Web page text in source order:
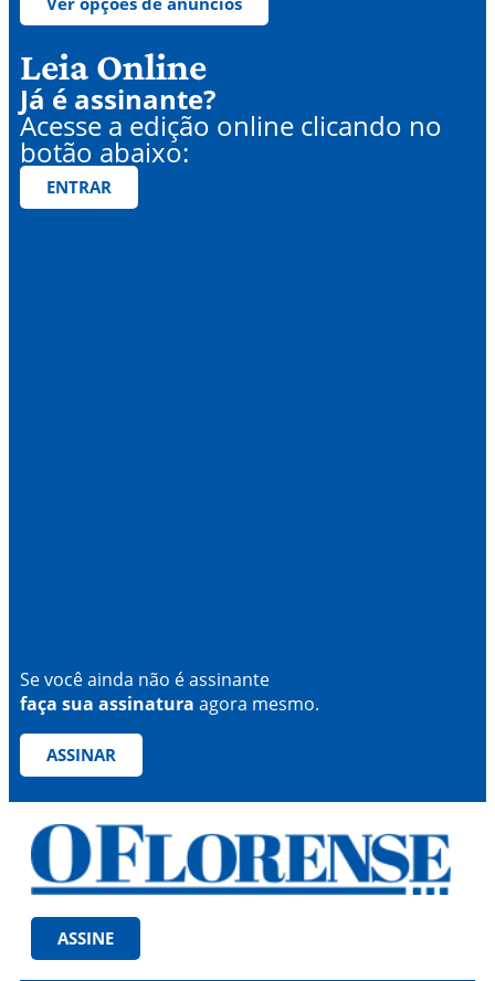
Leia Online
Já é assinante?
Acesse a edição online clicando no
botão abaixo:
ENTRAR
Se você ainda não é assinante
faça sua assinatura agora mesmo.
ASSINAR
ASSINE